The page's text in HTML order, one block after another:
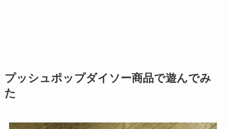
プッシュポップダイソー商品で遊んでみ
た